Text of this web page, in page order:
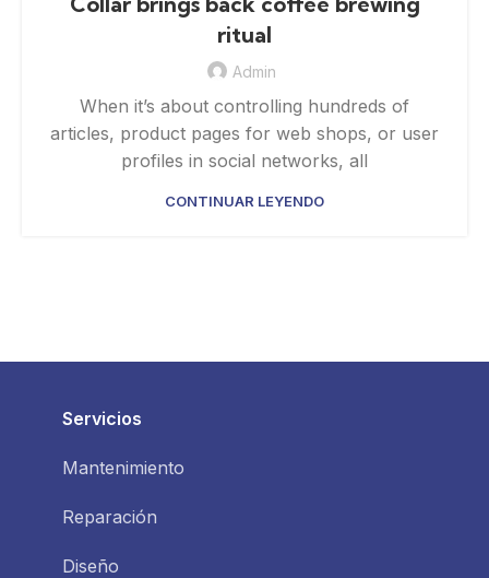
ritual
Admin
When it’s about controlling hundreds of
articles, product pages for web shops, or user
profiles in social networks, all
CONTINUAR LEYENDO
Servicios
Mantenimiento
Reparación
Diseño